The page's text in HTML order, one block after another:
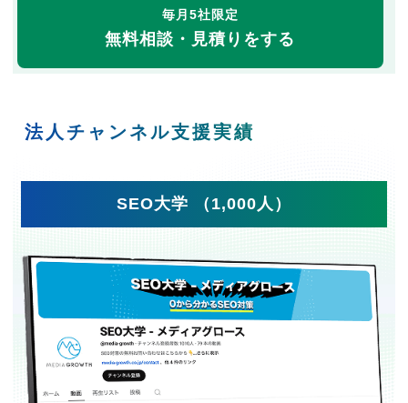
毎月5社限定
無料相談・見積りをする
法人チャンネル支援実績
SEO大学 （1,000人）